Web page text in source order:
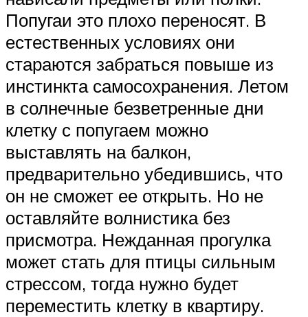
Попугаи это плохо переносят. В
естественных условиях они
стараются забраться повыше из
инстинкта самосохранения. Летом
в солнечные безветренные дни
клетку с попугаем можно
выставлять на балкон,
предварительно убедившись, что
он не сможет ее открыть. Но не
оставляйте волнистика без
присмотра. Нежданная прогулка
может стать для птицы сильным
стрессом, тогда нужно будет
переместить клетку в квартиру.